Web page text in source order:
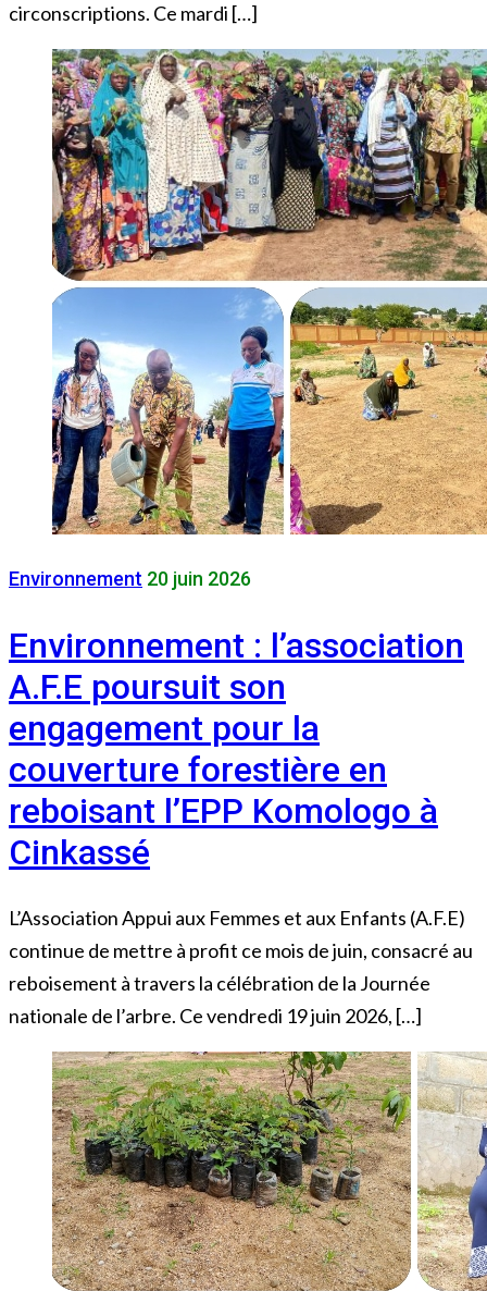
circonscriptions. Ce mardi […]
Environnement 20 juin 2026
Environnement : l’association
A.F.E poursuit son
engagement pour la
couverture forestière en
reboisant l’EPP Komologo à
Cinkassé
L’Association Appui aux Femmes et aux Enfants (A.F.E)
continue de mettre à profit ce mois de juin, consacré au
reboisement à travers la célébration de la Journée
nationale de l’arbre. Ce vendredi 19 juin 2026, […]